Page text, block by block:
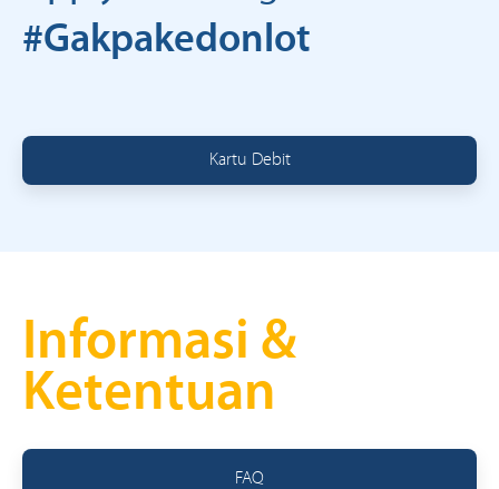
#Gakpakedonlot
Kartu Debit
Informasi &
Ketentuan
FAQ